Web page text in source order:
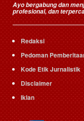
Ayo bergabung dan
profesional, dan
Redaksi
Pedoman
Kode Etik Jurnalistik
Disclaimer
Iklan